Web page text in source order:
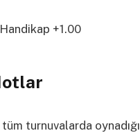
+1.00
turnuvalarda